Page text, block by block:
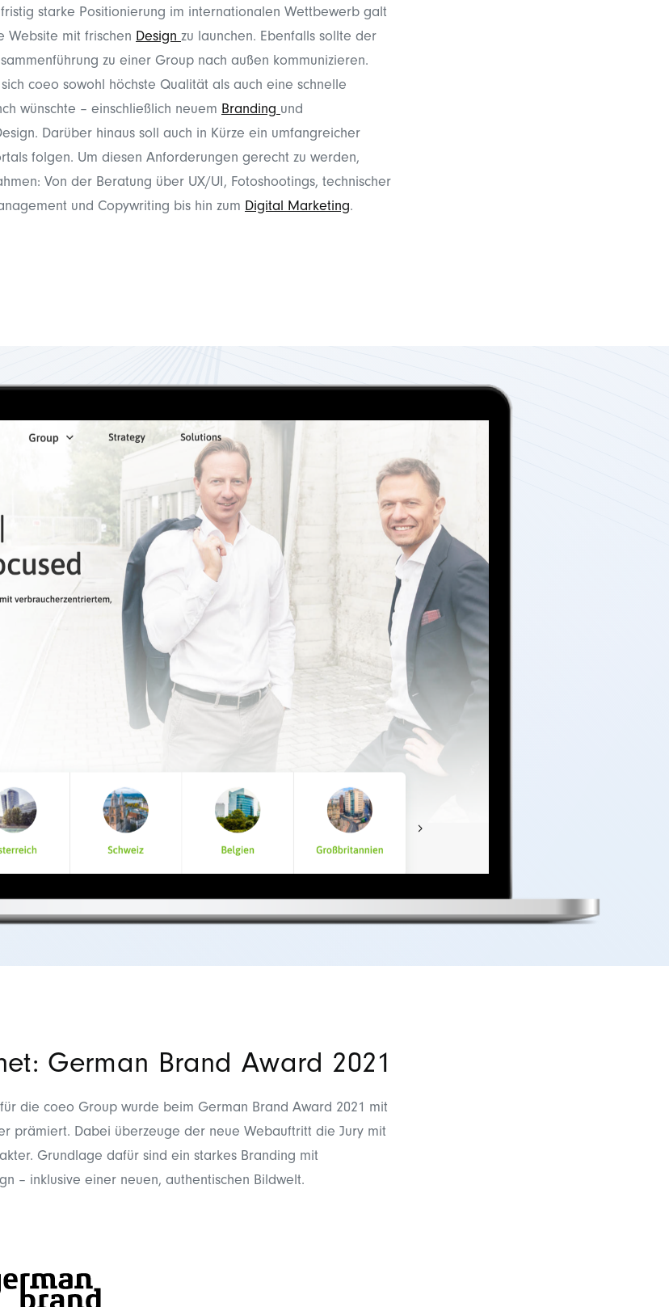
starke Positionierung im internationalen Wettbewerb galt
Website mit frischen Design zu launchen. Ebenfalls sollte der
zu einer Group nach außen kommunizieren.
coeo sowohl höchste Qualität als auch eine schnelle
wünschte – einschließlich neuem Branding und
Darüber hinaus soll auch in Kürze ein umfangreicher
folgen. Um diesen Anforderungen gerecht zu werden,
Von der Beratung über UX/UI, Fotoshootings, technischer
und Copywriting bis hin zum Digital Marketing.
German Brand Award 2021
die coeo Group wurde beim German Brand Award 2021 mit
prämiert. Dabei überzeuge der neue Webauftritt die Jury mit
Grundlage dafür sind ein starkes Branding mit
– inklusive einer neuen, authentischen Bildwelt.